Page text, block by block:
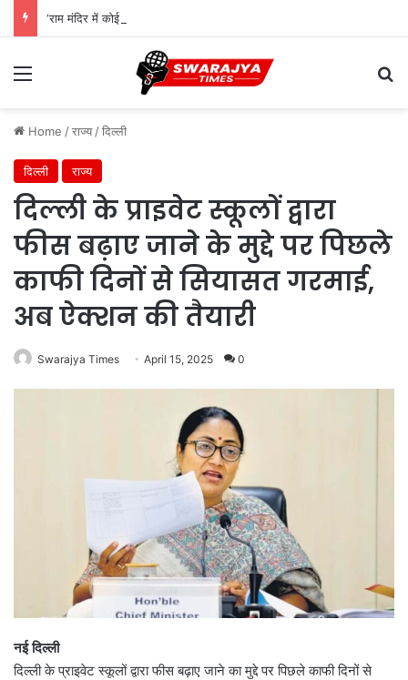
Menu
Home /राज्य /दिल्ली
दिल्ली राज्य
दिल्ली के प्राइवेट स्कूलों द्वारा
फीस बढ़ाए जाने के मुद्दे पर पिछले
काफी दिनों से सियासत गरमाई,
अब ऐक्शन की तैयारी
Swarajya Times April 15, 2025 0
नई दिल्ली
दिल्ली के प्राइवेट स्कूलों द्वारा फीस बढ़ाए जाने का मुद्दे पर पिछले काफी दिनों से